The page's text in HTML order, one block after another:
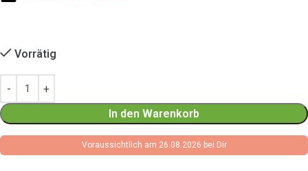
Vorrätig
In den Warenkorb
Voraussichtlich am 26.08.2026 bei Dir